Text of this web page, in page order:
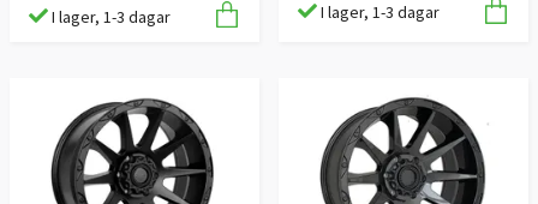
I lager, 1-3 dagar I lager, 1-3 dagar